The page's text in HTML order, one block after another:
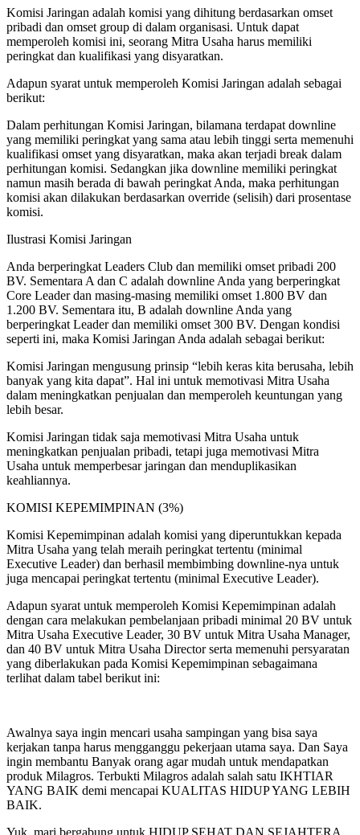
Komisi Jaringan adalah komisi yang dihitung berdasarkan omset
pribadi dan omset group di dalam organisasi. Untuk dapat
memperoleh komisi ini, seorang Mitra Usaha harus memiliki
peringkat dan kualifikasi yang disyaratkan.
Adapun syarat untuk memperoleh Komisi Jaringan adalah sebagai
berikut:
Dalam perhitungan Komisi Jaringan, bilamana terdapat downline
yang memiliki peringkat yang sama atau lebih tinggi serta memenuhi
kualifikasi omset yang disyaratkan, maka akan terjadi break dalam
perhitungan komisi. Sedangkan jika downline memiliki peringkat
namun masih berada di bawah peringkat Anda, maka perhitungan
komisi akan dilakukan berdasarkan override (selisih) dari prosentase
komisi.
Ilustrasi Komisi Jaringan
Anda berperingkat Leaders Club dan memiliki omset pribadi 200
BV. Sementara A dan C adalah downline Anda yang berperingkat
Core Leader dan masing-masing memiliki omset 1.800 BV dan
1.200 BV. Sementara itu, B adalah downline Anda yang
berperingkat Leader dan memiliki omset 300 BV. Dengan kondisi
seperti ini, maka Komisi Jaringan Anda adalah sebagai berikut:
Komisi Jaringan mengusung prinsip “lebih keras kita berusaha, lebih
banyak yang kita dapat”. Hal ini untuk memotivasi Mitra Usaha
dalam meningkatkan penjualan dan memperoleh keuntungan yang
lebih besar.
Komisi Jaringan tidak saja memotivasi Mitra Usaha untuk
meningkatkan penjualan pribadi, tetapi juga memotivasi Mitra
Usaha untuk memperbesar jaringan dan menduplikasikan
keahliannya.
KOMISI KEPEMIMPINAN (3%)
Komisi Kepemimpinan adalah komisi yang diperuntukkan kepada
Mitra Usaha yang telah meraih peringkat tertentu (minimal
Executive Leader) dan berhasil membimbing downline-nya untuk
juga mencapai peringkat tertentu (minimal Executive Leader).
Adapun syarat untuk memperoleh Komisi Kepemimpinan adalah
dengan cara melakukan pembelanjaan pribadi minimal 20 BV untuk
Mitra Usaha Executive Leader, 30 BV untuk Mitra Usaha Manager,
dan 40 BV untuk Mitra Usaha Director serta memenuhi persyaratan
yang diberlakukan pada Komisi Kepemimpinan sebagaimana
terlihat dalam tabel berikut ini:
Awalnya saya ingin mencari usaha sampingan yang bisa saya
kerjakan tanpa harus mengganggu pekerjaan utama saya. Dan Saya
ingin membantu Banyak orang agar mudah untuk mendapatkan
produk Milagros. Terbukti Milagros adalah salah satu IKHTIAR
YANG BAIK demi mencapai KUALITAS HIDUP YANG LEBIH
BAIK.
Yuk, mari bergabung untuk HIDUP SEHAT DAN SEJAHTERA